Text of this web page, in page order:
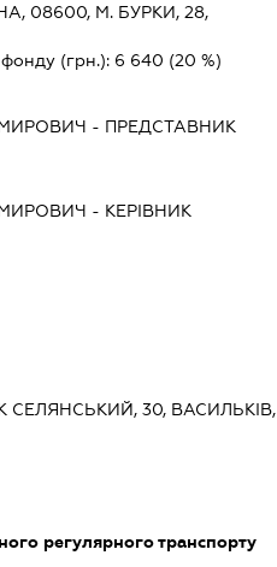
08600, М. БУРКИ, 28,
фонду (грн.): 6 640 (20 %)
- ПРЕДСТАВНИК
- КЕРІВНИК
СЕЛЯНСЬКИЙ, 30, ВАСИЛЬКІВ,
регулярного транспорту